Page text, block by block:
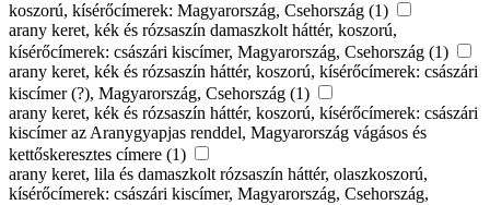
koszorú, kísérőcímerek: Magyarország, Csehország (1)
arany keret, kék és rózsaszín damaszkolt háttér, koszorú,
kísérőcímerek: császári kiscímer, Magyarország, Csehország (1)
arany keret, kék és rózsaszín háttér, koszorú, kísérőcímerek: császári
kiscímer (?), Magyarország, Csehország (1)
arany keret, kék és rózsaszín háttér, koszorú, kísérőcímerek: császári
kiscímer az Aranygyapjas renddel, Magyarország vágásos és
kettőskeresztes címere (1)
arany keret, lila és damaszkolt rózsaszín háttér, olaszkoszorú,
kísérőcímerek: császári kiscímer, Magyarország, Csehország,